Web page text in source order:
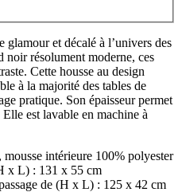
et décalé à l’univers des
noir résolument moderne, ces
Cette housse au design
à la majorité des tables de
pratique. Son épaisseur permet
est lavable en machine à
intérieure 100% polyester
x L) : 131 x 55 cm
de (H x L) : 125 x 42 cm